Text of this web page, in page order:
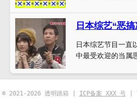
日本综艺节目一直
中最受欢迎的当属
© 2021-2026 透明跳箱 | ICP备案 XXX 号|